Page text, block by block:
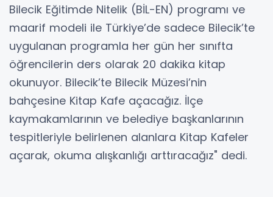
Bilecik Eğitimde Nitelik (BİL-EN) programı ve
maarif modeli ile Türkiye’de sadece Bilecik’te
uygulanan programla her gün her sınıfta
öğrencilerin ders olarak 20 dakika kitap
okunuyor. Bilecik’te Bilecik Müzesi’nin
bahçesine Kitap Kafe açacağız. İlçe
kaymakamlarının ve belediye başkanlarının
tespitleriyle belirlenen alanlara Kitap Kafeler
açarak, okuma alışkanlığı arttıracağız" dedi.